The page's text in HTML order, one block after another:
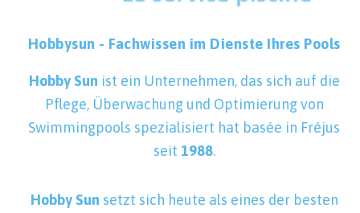
Hobbysun - Fachwissen im Dienste Ihres Pools
Hobby Sun ist ein Unternehmen, das sich auf die
Pflege, Überwachung und Optimierung von
Swimmingpools spezialisiert hat basée in Fréjus
seit 1988.
Hobby Sun setzt sich heute als eines der besten